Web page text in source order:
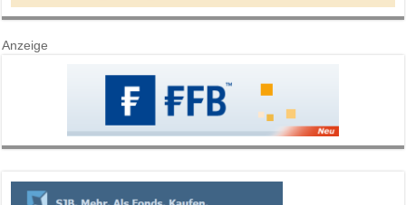
Anzeige